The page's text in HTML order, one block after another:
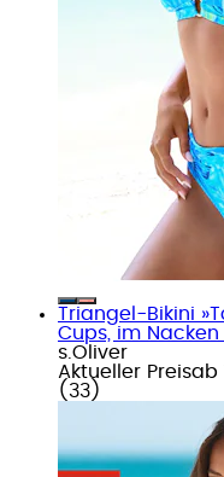
Triangel-Bikini
Cups, im Nacken
s.Oliver
Aktueller Preisab
( 33 )